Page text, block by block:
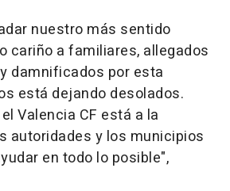
nuestro más sentido
cariño a familiares, allegados
damnificados por esta
está dejando desolados.
Valencia CF está a la
autoridades y los municipios
en todo lo posible",